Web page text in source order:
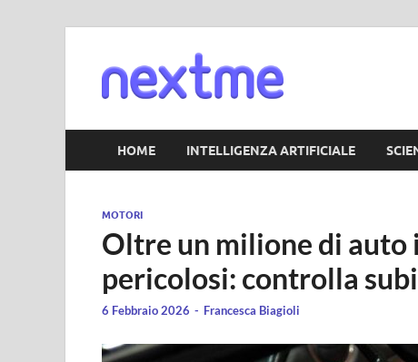
HOME INTELLIGENZA ARTIFICIALE
MOTORI
Oltre un milione di auto
pericolosi: controlla
6 Febbraio 2026 - Francesca Biagioli